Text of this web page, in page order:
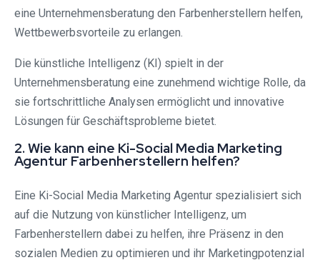
eine Unternehmensberatung den Farbenherstellern helfen,
Wettbewerbsvorteile zu erlangen.
Die künstliche Intelligenz (KI) spielt in der
Unternehmensberatung eine zunehmend wichtige Rolle, da
sie fortschrittliche Analysen ermöglicht und innovative
Lösungen für Geschäftsprobleme bietet.
2. Wie kann eine Ki-Social Media Marketing
Agentur Farbenherstellern helfen?
Eine Ki-Social Media Marketing Agentur spezialisiert sich
auf die Nutzung von künstlicher Intelligenz, um
Farbenherstellern dabei zu helfen, ihre Präsenz in den
sozialen Medien zu optimieren und ihr Marketingpotenzial